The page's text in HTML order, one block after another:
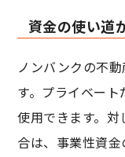
資金の使い道
ノンバンクの不
す。プライベー
使用できます。
合は、事業性資